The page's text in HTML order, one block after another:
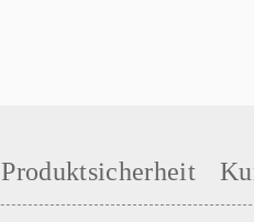
Produktsicherheit